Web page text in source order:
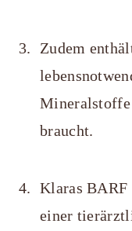
Zudem
braucht.
Klaras
einer